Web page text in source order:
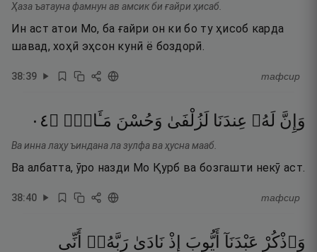
Ҳаза ъатауна фамнун ав амсик би ғайри ҳисаб.
Ин аст атои Мо, ба ғайри он ки бо ту ҳисоб карда
шавад, хоҳӣ эҳсон кунӣ ё боздорӣ.
38:39 тафсир
وَإِنَّ لَهُۥ عِندَنَا لَزُلْفَىٰ وَحُسْنَ مَـَٔابٍۢ ۝٤٠
Ва инна лаҳу ъиндана ла зулфа ва ҳусна мааб.
Ва албатта, ӯро назди Мо Қурб ва бозгашти некӯ аст.
38:40 тафсир
وَٱذْكُرْ عَبْدَنَآ أَيُّوبَ إِذْ نَادَىٰ رَبَّهُۥٓ أَنِّى